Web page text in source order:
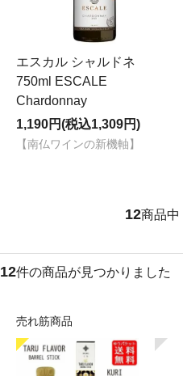
エスカル シャルドネ
750ml ESCALE
Chardonnay
1,190円(税込1,309円)
【南仏ワインの新機軸】
12商品中
12件の商品が見つかりました
売れ筋商品